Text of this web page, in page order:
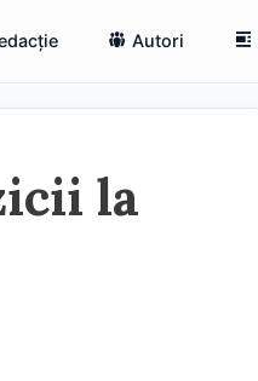
Autori
la